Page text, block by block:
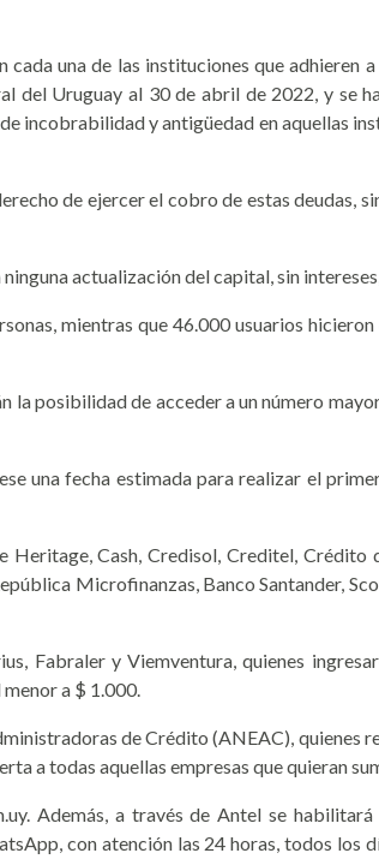
una de las instituciones que adhieren
Uruguay al 30 de abril de 2022, y se
incobrabilidad y antigüedad en aquellas
de ejercer el cobro de estas deudas,
actualización del capital, sin
mientras que 46.000 usuarios
la posibilidad de acceder a un número
una fecha estimada para realizar el
Cash, Credisol, Creditel, Crédito
Microfinanzas, Banco Santander,
Fabraler y Viemventura, quienes
a $ 1.000.
de Crédito (ANEAC), quienes
a todas aquellas empresas que quieran
Además, a través de Antel se
con atención las 24 horas, todos los